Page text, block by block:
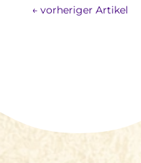
← vorheriger Artikel